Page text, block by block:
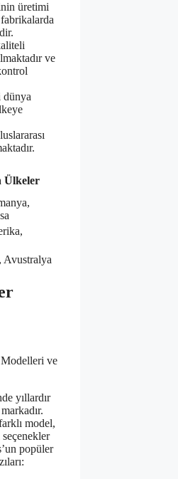
üretimi
ve
dünya
Ülkeler
Avustralya
ve
yıllardır
model,
popüler